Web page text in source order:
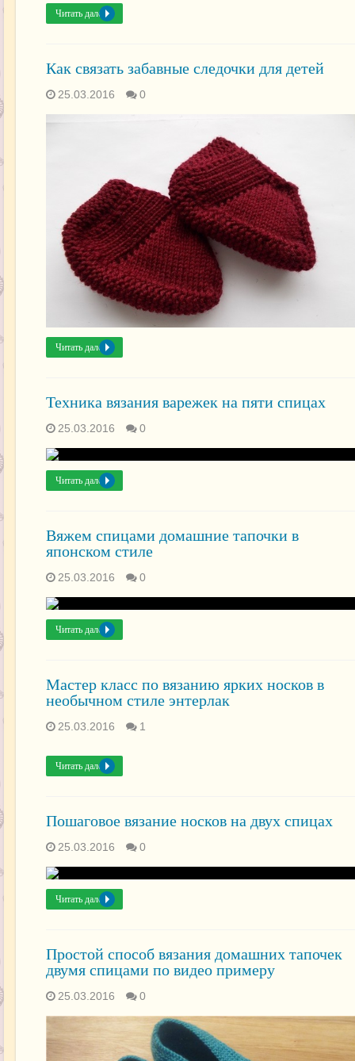
Читать далее »
Как связать забавные следочки для детей
25.03.2016 0
Читать далее »
Техника вязания варежек на пяти спицах
25.03.2016 0
Читать далее »
Вяжем спицами домашние тапочки в
японском стиле
25.03.2016 0
Читать далее »
Мастер класс по вязанию ярких носков в
необычном стиле энтерлак
25.03.2016 1
Читать далее »
Пошаговое вязание носков на двух спицах
25.03.2016 0
Читать далее »
Простой способ вязания домашних тапочек
двумя спицами по видео примеру
25.03.2016 0